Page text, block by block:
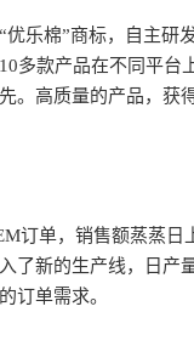
优乐棉”商标，自主研
多款产品在不同平台
。高质量的产品，获
订单，销售额蒸蒸日
了新的生产线，日产
订单需求。